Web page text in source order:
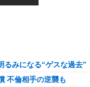
みになる“ゲスな過去”
不倫相手の逆襲も